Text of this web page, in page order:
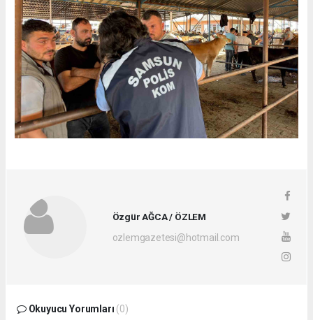
Özgür AĞCA / ÖZLEM
ozlemgazetesi@hotmail.com
Okuyucu Yorumları (0)